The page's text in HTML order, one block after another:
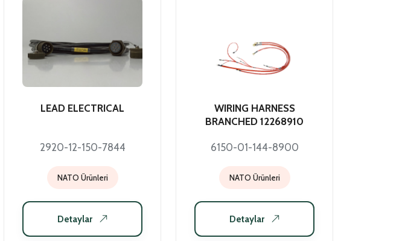
LEAD ELECTRICAL
2920-12-150-7844
NATO Ürünleri
Detaylar
WIRING HARNESS
BRANCHED 12268910
6150-01-144-8900
NATO Ürünleri
Detaylar